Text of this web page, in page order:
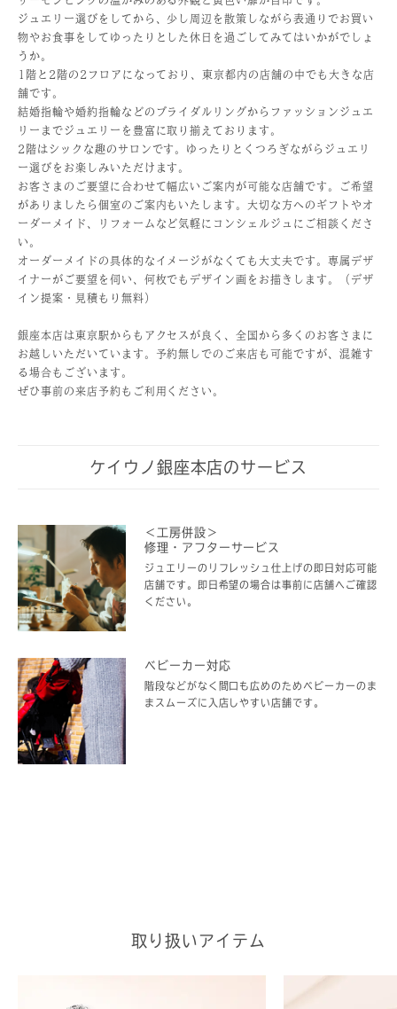
ジュエリー選びをしてから、少し周辺を散策しながら表通りでお買い
物やお食事をしてゆったりとした休日を過ごしてみてはいかがでしょ
うか。
1階と2階の2フロアになっており、東京都内の店舗の中でも大きな店
舗です。
結婚指輪や婚約指輪などのブライダルリングからファッションジュエ
リーまでジュエリーを豊富に取り揃えております。
2階はシックな趣のサロンです。ゆったりとくつろぎながらジュエリ
ー選びをお楽しみいただけます。
お客さまのご要望に合わせて幅広いご案内が可能な店舗です。ご希望
がありましたら個室のご案内もいたします。大切な方へのギフトやオ
ーダーメイド、リフォームなど気軽にコンシェルジュにご相談くださ
い。
オーダーメイドの具体的なイメージがなくても大丈夫です。専属デザ
イナーがご要望を伺い、何枚でもデザイン画をお描きします。（デザ
イン提案・見積もり無料）
銀座本店は東京駅からもアクセスが良く、全国から多くのお客さまに
お越しいただいています。予約無しでのご来店も可能ですが、混雑す
る場合もございます。
ぜひ事前の来店予約もご利用ください。
ケイウノ銀座本店のサービス
＜工房併設＞
修理・アフターサービス
ジュエリーのリフレッシュ仕上げの即日対応可能
店舗です。即日希望の場合は事前に店舗へご確認
ください。
ベビーカー対応
階段などがなく間口も広めのためベビーカーのま
まスムーズに入店しやすい店舗です。
取り扱いアイテム